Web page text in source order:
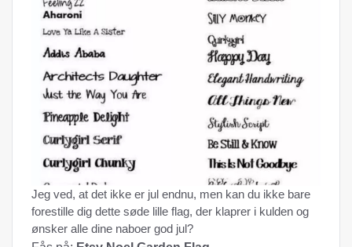
Jeg ved, at det ikke er jul endnu, men kan du ikke bare
forestille dig dette søde lille flag, der klaprer i kulden og
ønsker alle dine naboer god jul?